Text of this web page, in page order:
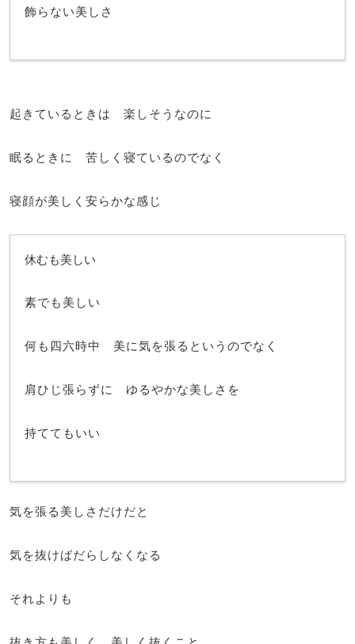
飾らない美しさ
起きているときは 楽しそうなのに
眠るときに 苦しく寝ているのでなく
寝顔が美しく安らかな感じ
休むも美しい
素でも美しい
何も四六時中 美に気を張るというのでなく
肩ひじ張らずに ゆるやかな美しさを
持ててもいい
気を張る美しさだけだと
気を抜けばだらしなくなる
それよりも